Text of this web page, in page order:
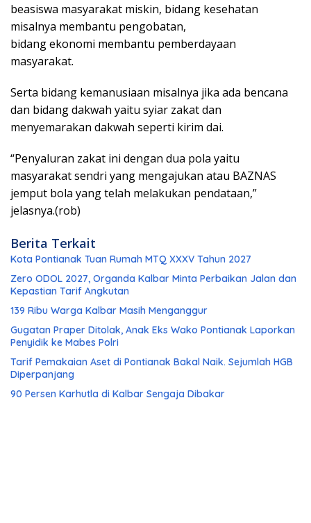
beasiswa masyarakat miskin, bidang kesehatan
misalnya membantu pengobatan,
bidang ekonomi membantu pemberdayaan
masyarakat.
Serta bidang kemanusiaan misalnya jika ada bencana
dan bidang dakwah yaitu syiar zakat dan
menyemarakan dakwah seperti kirim dai.
“Penyaluran zakat ini dengan dua pola yaitu
masyarakat sendri yang mengajukan atau BAZNAS
jemput bola yang telah melakukan pendataan,”
jelasnya.(rob)
Berita Terkait
Kota Pontianak Tuan Rumah MTQ XXXV Tahun 2027
Zero ODOL 2027, Organda Kalbar Minta Perbaikan Jalan dan
Kepastian Tarif Angkutan
139 Ribu Warga Kalbar Masih Menganggur
Gugatan Praper Ditolak, Anak Eks Wako Pontianak Laporkan
Penyidik ke Mabes Polri
Tarif Pemakaian Aset di Pontianak Bakal Naik. Sejumlah HGB
Diperpanjang
90 Persen Karhutla di Kalbar Sengaja Dibakar